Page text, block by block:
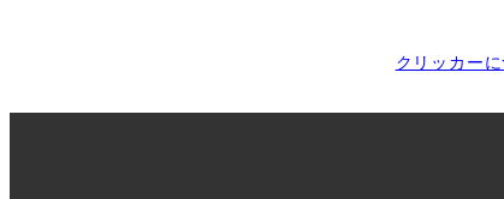
クリッカー